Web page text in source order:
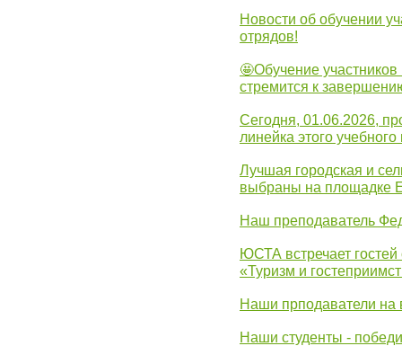
Новости об обучении
отрядов!
🤩Обучение участников
стремится к
Сегодня, 01.06.2026,
линейка этого учебного
Лучшая городская и
выбраны на площадке
Наш преподаватель
ЮСТА встречает гостей
«Туризм и
Наши прподаватели
Наши студенты -